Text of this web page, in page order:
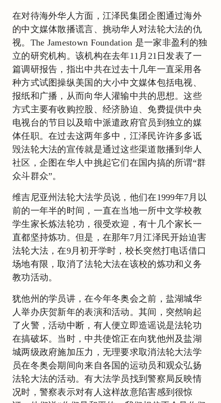
在对待海外华人方面，江泽民集团企图通过海外
的中文媒体散播谎言、挑动华人对法轮大法的仇
视。The Jamestown Foundation 是一家非盈利的独
立的研究机构。该机构在去年11月21日发表了一
篇调研报告，指出中共在过去十几年一直采用各
种方式试图操纵美国的大小中文媒体包括电视、
报纸和广播，从而向华人灌输中共的思想。这些
方式主要有收购控股、经济胁迫、免费提供中央
电视台的节目以及暗中派遣政府官员到独立的媒
体任职。在过去这两年多中，江泽民许许多多诋
毁法轮大法的宣传就是通过这些渠道散播到华人
社区，企图在华人中挑起它们在国内搞的所谓“群
众斗群众”。
维吉尼亚州法轮大法学员说，他们在1999年7月以
前的一年半的时间，一直在当地一所中文学校教
学生家长炼法轮功，很受欢迎，有十几个家长一
直都坚持炼功。但是，在那年7月江泽民开始迫害
法轮大法，在9月初开学时，校长突然打电话借口
场地有限，取消了法轮大法在该校的炼功和义务
教功活动。
犹他州的学员讲，在今年冬奥会之前，盐湖城华
人举办庆贺新年的表演和活动。其间，突然响起
了火警，活动中断，有人便立即造谣说是法轮功
在搞破坏。当时，中共使馆正在向犹他州及盐湖
城两级政府施加压力，无理要求取消法轮大法学
员在冬奥会期间向来自各国的运动员和观众弘扬
法轮大法的活动。有大法学员找到警察局反映情
况时，警察表示对有人这样故意陷害感到很惊